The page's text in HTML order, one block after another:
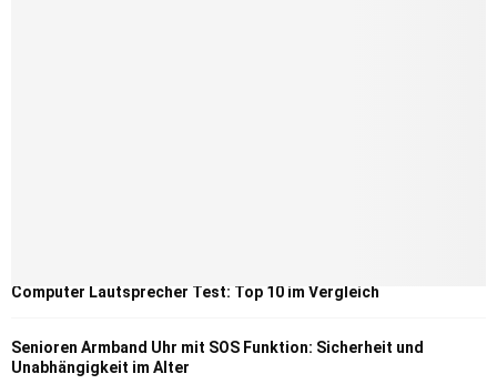
Computer Lautsprecher Test: Top 10 im Vergleich
Senioren Armband Uhr mit SOS Funktion: Sicherheit und
Unabhängigkeit im Alter